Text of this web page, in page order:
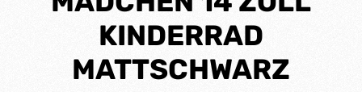
KINDERRAD
MATTSCHWARZ